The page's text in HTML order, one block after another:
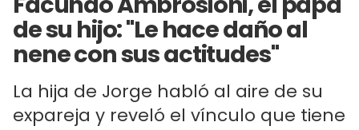
de su hijo: "Le hace daño al
nene con sus actitudes"
La hija de Jorge habló al aire de su
expareja y reveló el vínculo que tiene